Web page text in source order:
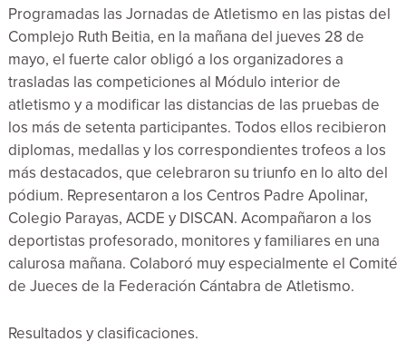
Programadas las Jornadas de Atletismo en las pistas del
Complejo Ruth Beitia, en la mañana del jueves 28 de
mayo, el fuerte calor obligó a los organizadores a
trasladas las competiciones al Módulo interior de
atletismo y a modificar las distancias de las pruebas de
los más de setenta participantes. Todos ellos recibieron
diplomas, medallas y los correspondientes trofeos a los
más destacados, que celebraron su triunfo en lo alto del
pódium. Representaron a los Centros Padre Apolinar,
Colegio Parayas, ACDE y DISCAN. Acompañaron a los
deportistas profesorado, monitores y familiares en una
calurosa mañana. Colaboró muy especialmente el Comité
de Jueces de la Federación Cántabra de Atletismo.
Resultados y clasificaciones.